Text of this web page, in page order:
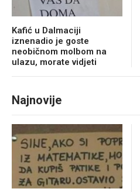
Kafić u Dalmaciji
iznenadio je goste
neobičnom molbom na
ulazu, morate vidjeti
Najnovije